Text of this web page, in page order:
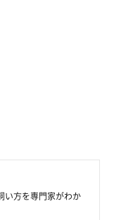
い方を専門家がわか